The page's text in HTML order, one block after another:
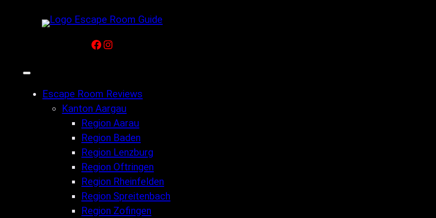
Facebook
Instagram
Escape Room Reviews
Kanton Aargau
Region Aarau
Region Baden
Region Lenzburg
Region Oftringen
Region Rheinfelden
Region Spreitenbach
Region Zofingen